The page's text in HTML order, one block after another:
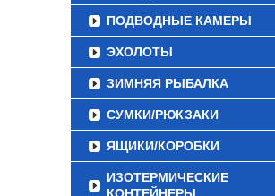
ПОДВОДНЫЕ КАМЕРЫ
ЭХОЛОТЫ
ЗИМНЯЯ РЫБАЛКА
СУМКИ/РЮКЗАКИ
ЯЩИКИ/КОРОБКИ
ИЗОТЕРМИЧЕСКИЕ